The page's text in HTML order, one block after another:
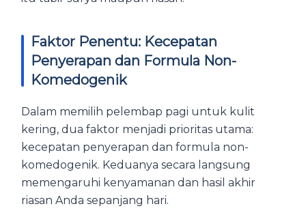
Faktor Penentu: Kecepatan
Penyerapan dan Formula Non-
Komedogenik
Dalam memilih pelembap pagi untuk kulit
kering, dua faktor menjadi prioritas utama:
kecepatan penyerapan dan formula non-
komedogenik. Keduanya secara langsung
memengaruhi kenyamanan dan hasil akhir
riasan Anda sepanjang hari.